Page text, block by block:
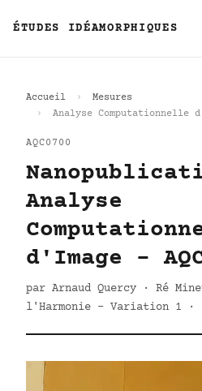
ÉTUDES IDÉAMORPHIQUES
Accueil
Mesures
Analyse Computationnelle
AQC0700
Analyse
d'Image -
par Arnaud Quercy · Ré
l'Harmonie - Variation 1 ·